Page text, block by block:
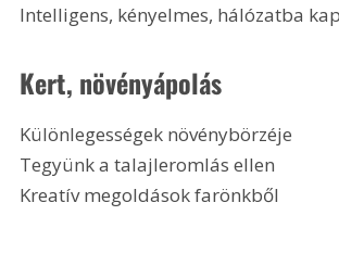
Intelligens, kényelmes, hálózatba
Kert, növényápolás
Különlegességek növénybörzéje
Tegyünk a talajleromlás ellen
Kreatív megoldások farönkből